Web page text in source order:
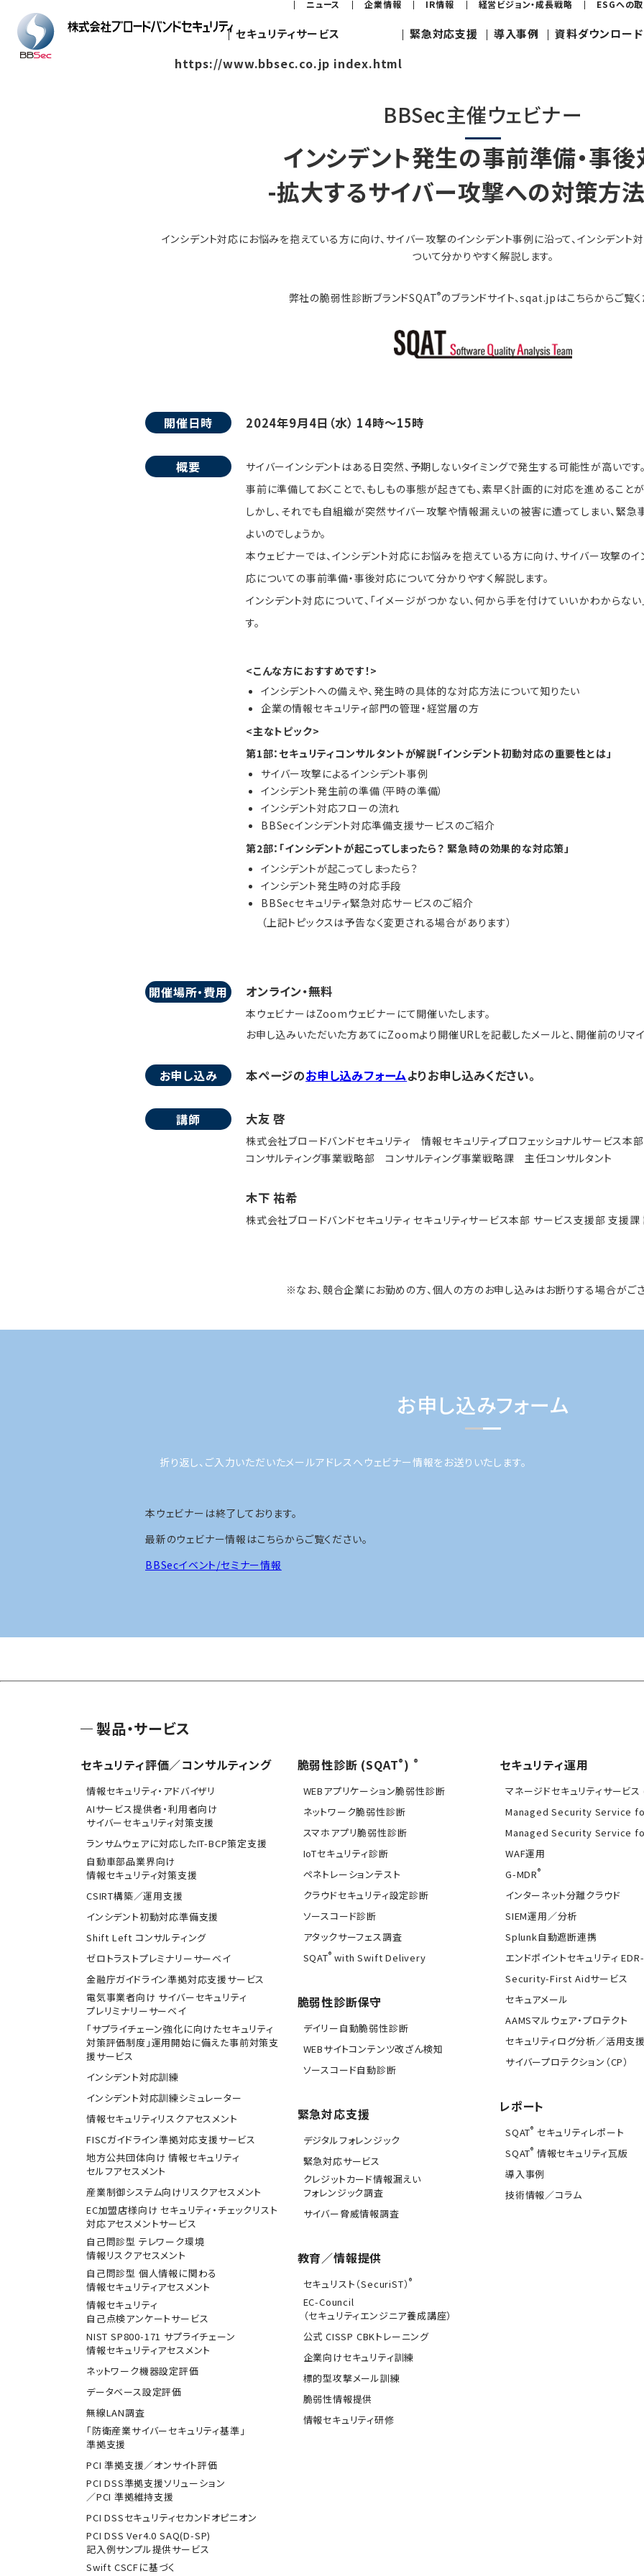
ニュース 企業情報 IR情報 経営ビジョン・成長戦略 ESGへの
セキュリティサービス
https://www.bbsec.co.jp index.html
緊急対応支援 導入事例 資料ダウンロード
BBSec主催ウェビナー
インシデント発生の事前準備・事
-拡大するサイバー攻撃への対策方
インシデント対応にお悩みを抱えている方に向け、サイバー攻撃のインシデント事例に沿って、インシデン
ついて分かりやすく解説します。
弊社の脆弱性診断ブランドSQAT®のブランドサイト、sqat.jpはこちらからご覧く
開催日時 2024年9月4日（水） 14時～15時
概要
サイバーインシデントはある日突然、予期しないタイミングで発生する可能性が高いです
事前に準備しておくことで、もしもの事態が起きても、素早く計画的に対応を進めることが
しかし、それでも自組織が突然サイバー攻撃や情報漏えいの被害に遭ってしまい、緊
よいのでしょうか。
本ウェビナーでは、インシデント対応にお悩みを抱えている方に向け、サイバー攻撃のイ
応についての事前準備・事後対応について分かりやすく解説します。
インシデント対応について、「イメージがつかない、何から手を付けていいかわからな
す。
<こんな方におすすめです！>
インシデントへの備えや、発生時の具体的な対応方法について知りたい
企業の情報セキュリティ部門の管理・経営層の方
<主なトピック>
第1部：セキュリティコンサルタントが解説「インシデント初動対応の重要性とは」
サイバー攻撃によるインシデント事例
インシデント発生前の準備（平時の準備）
インシデント対応フローの流れ
BBSecインシデント対応準備支援サービスのご紹介
第2部：「インシデントが起こってしまったら？ 緊急時の効果的な対応策」
インシデントが起こってしまったら？
インシデント発生時の対応手段
BBSecセキュリティ緊急対応サービスのご紹介
（上記トピックスは予告なく変更される場合があります）
開催場所・費用 オンライン・無料
本ウェビナーはZoomウェビナーにて開催いたします。
お申し込みいただいた方あてにZoomより開催URLを記載したメールと、開催前のリマイ
お申し込み 本ページのお申し込みフォームよりお申し込みください。
講師 大友 啓
株式会社ブロードバンドセキュリティ 情報セキュリティプロフェッショナルサービス本部
コンサルティング事業戦略部 コンサルティング事業戦略課 主任コンサルタント
木下 祐希
株式会社ブロードバンドセキュリティ セキュリティサービス本部 サービス支援部 支援
※なお、競合企業にお勤めの方、個人の方のお申し込みはお断りする場合がござ
お申し込みフォーム
折り返し、ご入力いただいたメールアドレスへウェビナー情報をお送りいたします。
本ウェビナーは終了しております。
最新のウェビナー情報はこちらからご覧ください。
BBSecイベント/セミナー情報
製品・サービス
セキュリティ評価／コンサルティング
情報セキュリティ・アドバイザリ
AIサービス提供者・利用者向け
サイバーセキュリティ対策支援
ランサムウェアに対応したIT-BCP策定支援
自動車部品業界向け
情報セキュリティ対策支援
CSIRT構築／運用支援
インシデント初動対応準備支援
Shift Left コンサルティング
ゼロトラストプレミナリーサーベイ
金融庁ガイドライン準拠対応支援サービス
電気事業者向け サイバーセキュリティ
プレリミナリーサーベイ
「サプライチェーン強化に向けたセキュリティ
対策評価制度」運用開始に備えた事前対策支
援サービス
インシデント対応訓練
インシデント対応訓練シミュレーター
情報セキュリティリスクアセスメント
FISCガイドライン準拠対応支援サービス
地方公共団体向け 情報セキュリティ
セルフアセスメント
産業制御システム向けリスクアセスメント
EC加盟店様向け セキュリティ・チェックリスト
対応アセスメントサービス
自己問診型 テレワーク環境
情報リスクアセスメント
自己問診型 個人情報に関わる
情報セキュリティアセスメント
情報セキュリティ
自己点検アンケートサービス
NIST SP800-171 サプライチェーン
情報セキュリティアセスメント
ネットワーク機器設定評価
データベース設定評価
無線LAN調査
「防衛産業サイバーセキュリティ基準」
準拠支援
PCI 準拠支援／オンサイト評価
PCI DSS準拠支援ソリューション
／PCI 準拠維持支援
PCI DSSセキュリティセカンドオピニオン
PCI DSS Ver4.0 SAQ(D-SP)
記入例サンプル提供サービス
Swift CSCFに基づく
脆弱性診断 (SQAT®) ®
WEBアプリケーション脆弱性診断
ネットワーク脆弱性診断
スマホアプリ脆弱性診断
IoTセキュリティ診断
ペネトレーションテスト
クラウドセキュリティ設定診断
ソースコード診断
アタックサーフェス調査
SQAT® with Swift Delivery
脆弱性診断保守
デイリー自動脆弱性診断
WEBサイトコンテンツ改ざん検知
ソースコード自動診断
緊急対応支援
デジタルフォレンジック
緊急対応サービス
クレジットカード情報漏えい
フォレンジック調査
サイバー脅威情報調査
教育／情報提供
セキュリスト（SecuriST）®
EC-Council
（セキュリティエンジニア養成講座）
公式 CISSP CBKトレーニング
企業向けセキュリティ訓練
標的型攻撃メール訓練
脆弱性情報提供
情報セキュリティ研修
セキュリティ運用
マネージドセキュリティサービ
Managed Security Service
Managed Security Service
WAF運用
G-MDR®
インターネット分離クラウド
SIEM運用／分析
Splunk自動遮断連携
エンドポイントセキュリティ
Security-First Aidサービス
セキュアメール
AAMSマルウェア・プロテクト
セキュリティログ分析／活用支
サイバープロテクション（CP）
レポート
SQAT® セキュリティレポート
SQAT® 情報セキュリティ瓦版
導入事例
技術情報／コラム